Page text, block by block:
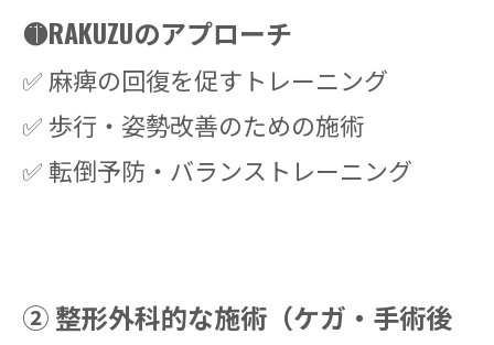
🟡RAKUZUのアプローチ
✅ 麻痺の回復を促すトレーニング
✅ 歩行・姿勢改善のための施術
✅ 転倒予防・バランストレーニング
② 整形外科的な施術（ケガ・手術後